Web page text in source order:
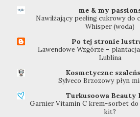
me & my
Nawilżający peeling cukrowy do
Whisper (woda)
Po tej stronie
Lawendowe Wzgórze –
Lublina
Kosmetyczne
Sylveco Brzozowy płyn
Turkusoowa Beauty
Garnier Vitamin C krem-sorbet
kit?